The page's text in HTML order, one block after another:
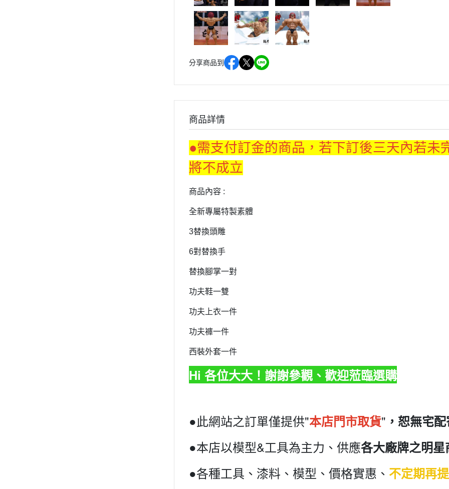
分享商品到
商品詳情
●需支付訂金的商品，若下訂後三天內若未
將不成立
商品內容 :
全新專屬特製素體
3替換頭雕
6對替換手
替換腳掌一對
功夫鞋一雙
功夫上衣一件
功夫褲一件
西裝外套一件
Hi 各位大大！謝謝參觀、歡迎蒞臨選購
●此網站之訂單僅提供"本店門市取貨" ，恕無宅
●本店以模型&工具為主力、供應各大廠牌之明星
●各種工具、漆料、模型、價格實惠、 不定期再